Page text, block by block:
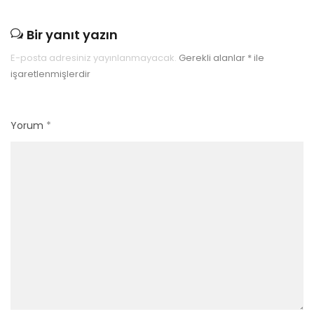
Bir yanıt yazın
E-posta adresiniz yayınlanmayacak. Gerekli alanlar *ile
işaretlenmişlerdir
Yorum *